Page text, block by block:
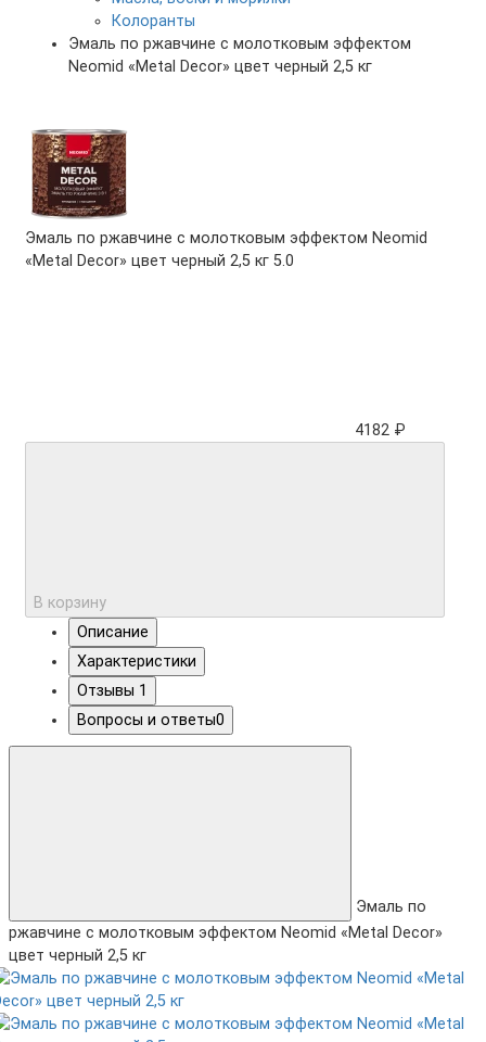
Колоранты
Эмаль по ржавчине с молотковым эффектом
Neomid «Metal Decor» цвет черный 2,5 кг
Эмаль по ржавчине с молотковым эффектом Neomid
«Metal Decor» цвет черный 2,5 кг 5.0
4182 ₽
В корзину
Описание
Характеристики
Отзывы 1
Вопросы и ответы0
Эмаль по
ржавчине с молотковым эффектом Neomid «Metal Decor»
цвет черный 2,5 кг